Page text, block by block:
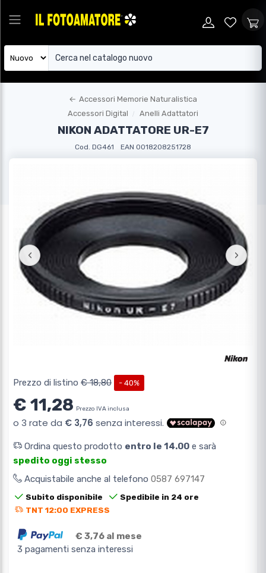
← Accessori Memorie Naturalistica
Accessori Digital
Anelli Adattatori
NIKON ADATTATORE UR-E7
Cod. DG461 EAN 0018208251728
‹ ›
Prezzo di listino € 18,80 - 40%
€ 11,28 Prezzo IVA inclusa
Ordina questo prodotto entro le 14.00 e sarà
spedito oggi stesso
Acquistabile anche al telefono 0587 697147
Subito disponibile
Spedibile in 24 ore
TNT 12:00 EXPRESS
€ 3,76 al mese
3 pagamenti senza interessi